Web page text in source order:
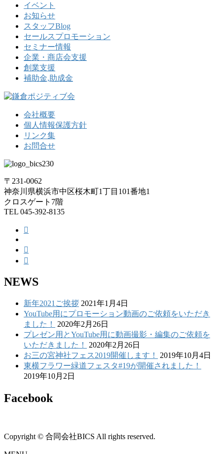
イベント
お知らせ
スタッフBlog
セールスプロモーション
セミナー情報
企業・商店会支援
創業支援
補助金,助成金
会社概要
個人情報保護方針
リンク集
お問合せ
〒231-0062
神奈川県横浜市中区桜木町1丁目101番地1
クロスゲート7階
TEL 045-392-8135
NEWS
新年2021ご挨拶 2021年1月4日
YouTube用にプロモーション動画のご依頼をいただき
ました！
2020年2月26日
プレゼン用とYouTube用に動画撮影・編集のご依頼を
いただきました！
2020年2月26日
お三の宮神社フェス2019開催します！
2019年10月4日
東横フラワー緑道フェスタ#19が開催されました！
2019年10月2日
Facebook
Copyright © 合同会社BICS All rights reserved.